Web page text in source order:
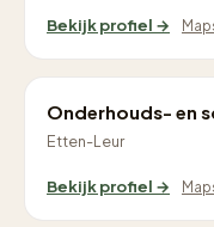
Bekijk profiel →
Onderhouds- en
Etten-Leur
Bekijk profiel →